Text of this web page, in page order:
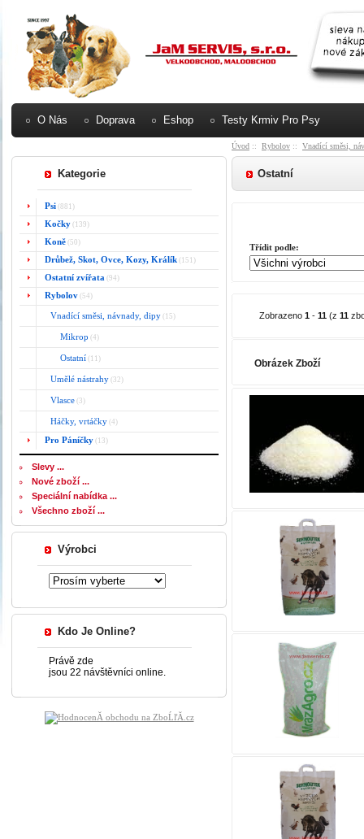
O Nás Doprava Eshop Testy Krmiv Pro Psy
Kategorie
Psi (881)
Kočky (139)
Koně (50)
Drůbež, Skot, Ovce, Kozy, Králík (151)
Ostatní zvířata (94)
Rybolov (54)
Vnadící směsi, návnady, dipy (15)
Mikrop (4)
Ostatní (11)
Umělé nástrahy (32)
Vlasce (3)
Háčky, vrtáčky (4)
Pro Páníčky (13)
Slevy ...
Nové zboží ...
Speciální nabídka ...
Všechno zboží ...
Výrobci
Kdo Je Online?
Právě zde
jsou 22 návštěvníci online.
Úvod :: Rybolov :: Vnadící směsi,
Ostatní
Třídit podle:
Zobrazeno 1 - 11 (z 11
Obrázek Zboží